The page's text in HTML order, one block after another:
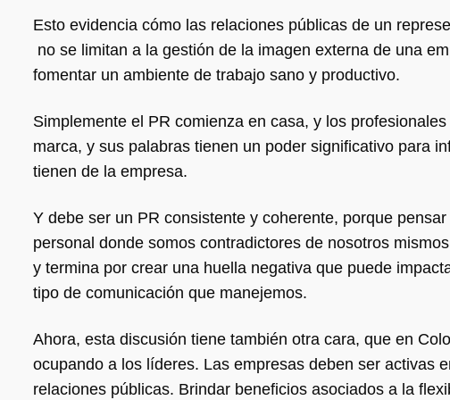
Esto evidencia cómo las relaciones públicas de un
no se limitan a la gestión de la imagen externa de una
fomentar un ambiente de trabajo sano y productivo.
Simplemente el PR comienza en casa, y los
marca, y sus palabras tienen un poder significativo para
tienen de la empresa.
Y debe ser un PR consistente y coherente, porque
personal donde somos contradictores de nosotros
y termina por crear una huella negativa que puede
tipo de comunicación que manejemos.
Ahora, esta discusión tiene también otra cara, que en
ocupando a los líderes. Las empresas deben ser activas
relaciones públicas. Brindar beneficios asociados a la